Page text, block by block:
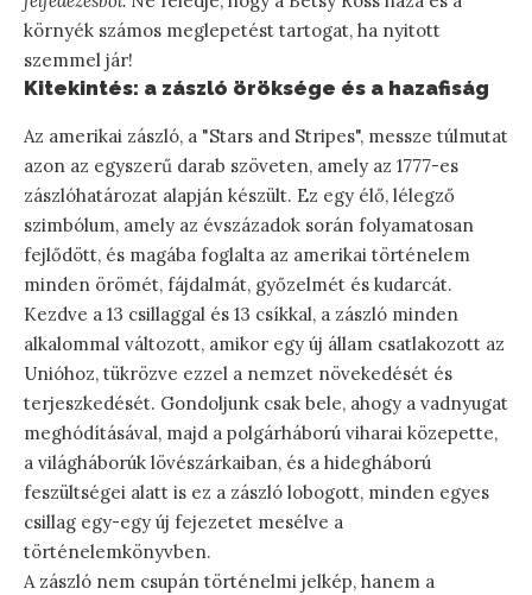
környék számos meglepetést tartogat, ha nyitott
szemmel jár!
Kitekintés: a zászló öröksége és a hazafiság
Az amerikai zászló, a "Stars and Stripes", messze túlmutat
azon az egyszerű darab szöveten, amely az 1777-es
zászlóhatározat alapján készült. Ez egy élő, lélegző
szimbólum, amely az évszázadok során folyamatosan
fejlődött, és magába foglalta az amerikai történelem
minden örömét, fájdalmát, győzelmét és kudarcát.
Kezdve a 13 csillaggal és 13 csíkkal, a zászló minden
alkalommal változott, amikor egy új állam csatlakozott az
Unióhoz, tükrözve ezzel a nemzet növekedését és
terjeszkedését. Gondoljunk csak bele, ahogy a vadnyugat
meghódításával, majd a polgárháború viharai közepette,
a világháborúk lövészárkaiban, és a hidegháború
feszültségei alatt is ez a zászló lobogott, minden egyes
csillag egy-egy új fejezetet mesélve a
történelemkönyvben.
A zászló nem csupán történelmi jelkép, hanem a